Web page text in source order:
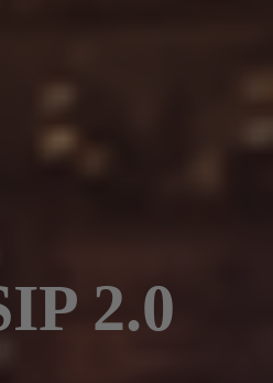
2.0